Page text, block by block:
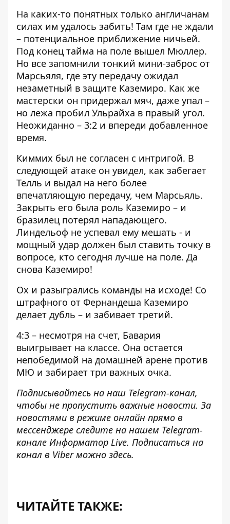
На каких-то понятных только англичанам
силах им удалось забить! Там где не ждали
– потенциальное приближение ничьей.
Под конец тайма на поле вышел Мюллер.
Но все запомнили тонкий мини-заброс от
Марсьяля, где эту передачу ожидал
незаметный в защите Каземиро. Как же
мастерски он придержал мяч, даже упал –
но лежа пробил Ульрайха в правый угол.
Неожиданно – 3:2 и впереди добавленное
время.
Киммих был не согласен с интригой. В
следующей атаке он увидел, как забегает
Телль и выдал на него более
впечатляющую передачу, чем Марсьяль.
Закрыть его была роль Каземиро – и
бразилец потерял нападающего.
Линдельоф не успевал ему мешать - и
мощный удар должен был ставить точку в
вопросе, кто сегодня лучше на поле. Да
снова Каземиро!
Ох и разыгрались команды на исходе! Со
штрафного от Фернандеша Каземиро
делает дубль – и забивает третий.
4:3 – несмотря на счет, Бавария
выигрывает на классе. Она остается
непобедимой на домашней арене против
МЮ и забирает три важных очка.
Подписывайтесь на наш Telegram-канал,
чтобы не пропустить важные новости. За
новостями в режиме онлайн прямо в
мессенджере следите на нашем Telegram-
канале Информатор Live. Подписаться на
канал в Viber можно здесь.
ЧИТАЙТЕ ТАКЖЕ: